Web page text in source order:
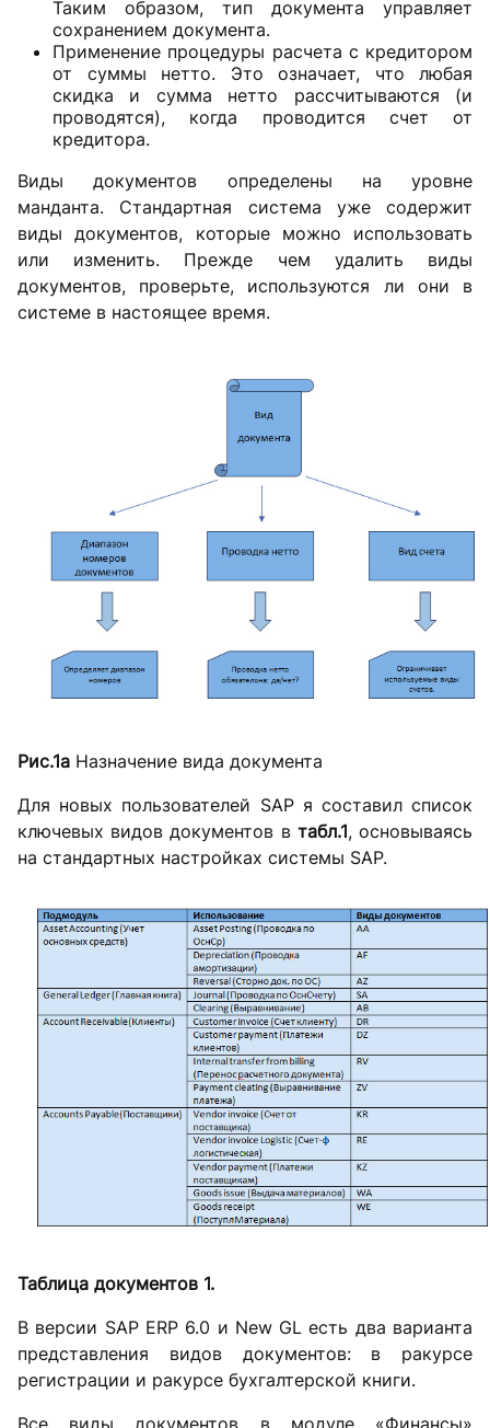
Таким образом, тип документа управляет
сохранением документа.
Применение процедуры расчета с кредитором
от суммы нетто. Это означает, что любая
скидка и сумма нетто рассчитываются (и
проводятся), когда проводится счет от
кредитора.
Виды документов определены на уровне
манданта. Стандартная система уже содержит
виды документов, которые можно использовать
или изменить. Прежде чем удалить виды
документов, проверьте, используются ли они в
системе в настоящее время.
Рис.1а Назначение вида документа
Для новых пользователей SAP я составил список
ключевых видов документов втабл.1, основываясь
на стандартных настройках системы SAP.
Таблица документов 1.
В версии SAP ERP 6.0 и New GL есть два варианта
представления видов документов: в ракурсе
регистрации и ракурсе бухгалтерской книги.